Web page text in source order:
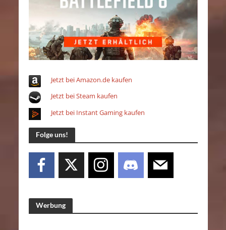
Jetzt bei Amazon.de kaufen
Jetzt bei Steam kaufen
Jetzt bei Instant Gaming kaufen
Folge uns!
Werbung